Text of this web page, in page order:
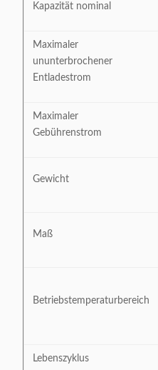
Kapazität nominal
Maximaler
ununterbrochener
Entladestrom
Maximaler
Gebührenstrom
Gewicht
Maß
Betriebstemperaturbereich
Lebenszyklus